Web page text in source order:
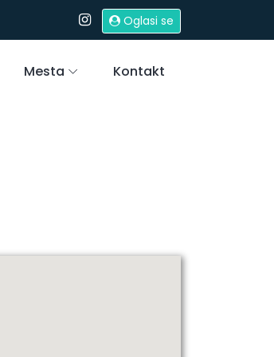
Oglasi se
Mesta Kontakt